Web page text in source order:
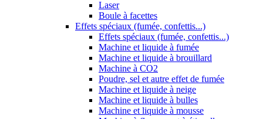
Laser
Boule à facettes
Effets spéciaux (fumée, confettis...)
Effets spéciaux (fumée, confettis...)
Machine et liquide à fumée
Machine et liquide à brouillard
Machine à CO2
Poudre, sel et autre effet de fumée
Machine et liquide à neige
Machine et liquide à bulles
Machine et liquide à mousse